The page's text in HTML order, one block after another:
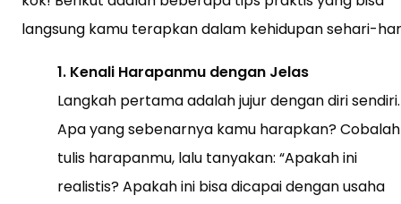
langsung kamu terapkan dalam kehidupan sehari-
1. Kenali Harapanmu dengan Jelas
Langkah pertama adalah jujur dengan diri sendiri.
Apa yang sebenarnya kamu harapkan? Cobalah
tulis harapanmu, lalu tanyakan: “Apakah ini
realistis? Apakah ini bisa dicapai dengan usaha